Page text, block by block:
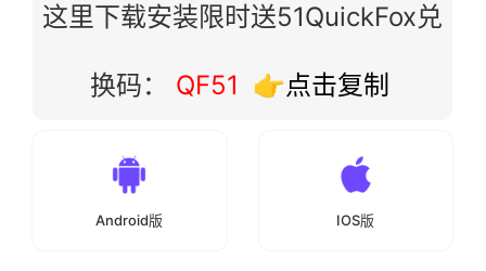
这里下载安装限时送51QuickFox兑
换码： QF51 👉点击复制
Android版 IOS版